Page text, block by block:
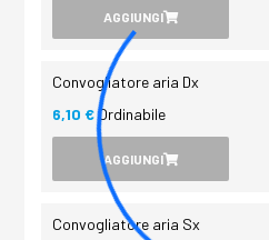
AGGIUNGI
Convogliatore aria Dx
6,10 €Ordinabile
AGGIUNGI
Convogliatore aria Sx